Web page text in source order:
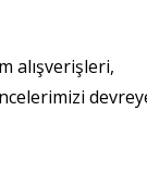
alışverişleri,